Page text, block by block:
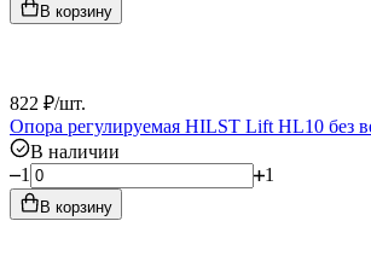
В корзину
822 ₽/шт.
Опора регулируемая HILST Lift HL10 без
В наличии
1
1
В корзину